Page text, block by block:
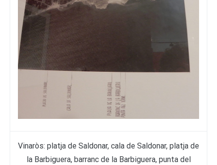
Vinaròs: platja de Saldonar, cala de Saldonar, platja de
la Barbiguera, barranc de la Barbiguera, punta del